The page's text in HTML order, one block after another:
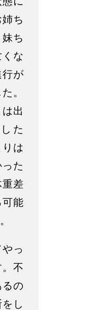
に
ち
ち
くな
行が
。
出
た
りは
た
重差
可能
っ
。不
るの
し